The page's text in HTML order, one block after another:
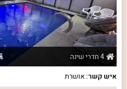
4 חדרי שינה
איש קשר:אושרת